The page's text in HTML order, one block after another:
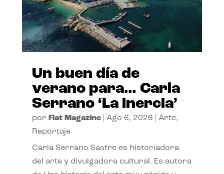
Un buen día de
verano para… Carla
Serrano ‘La inercia’
por Flat Magazine| Ago 6, 2026 Arte,
Reportaje
Carla Serrano Sastre es historiadora
del arte y divulgadora cultural. Es autora